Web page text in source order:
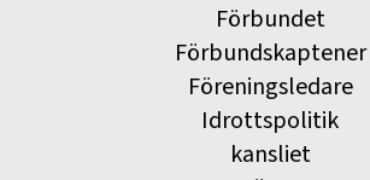
Förbundet
Förbundskaptener
Föreningsledare
Idrottspolitik
kansliet